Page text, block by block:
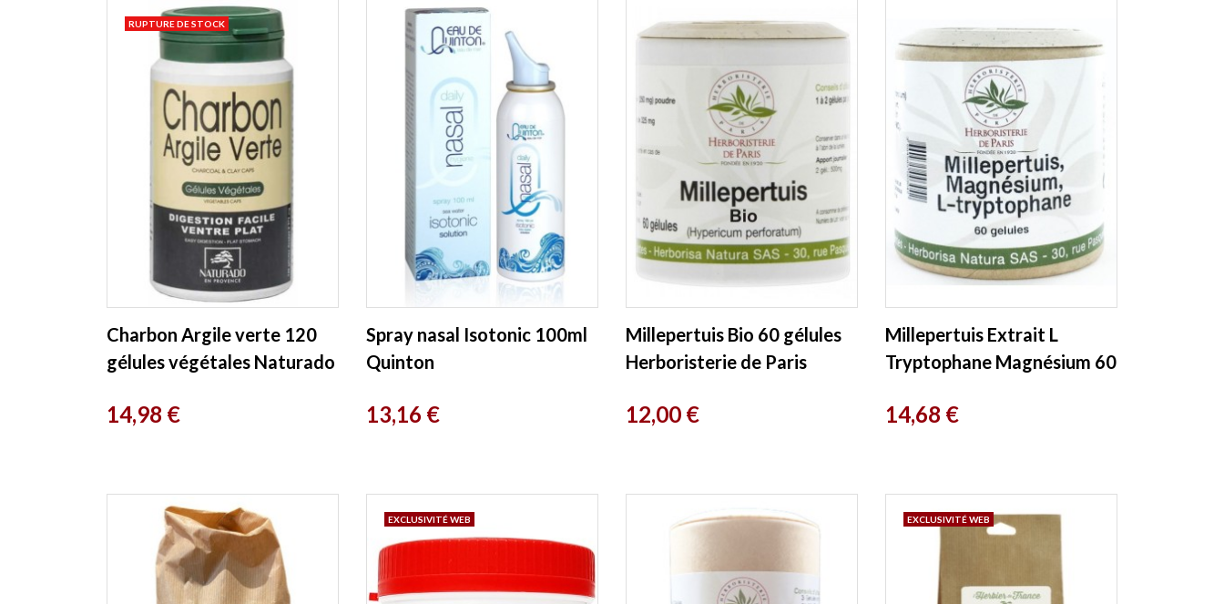
Charbon Argile verte 120
gélules végétales Naturado
Prix
14,98 €
RUPTURE DE STOCK
Spray nasal Isotonic 100ml
Quinton
Prix
13,16 €
Millepertuis Bio 60 gélules
Herboristerie de Paris
Prix
12,00 €
Millepertuis Extrait L
Tryptophane Magnésium 60
Paris
Prix
14,68 €
EXCLUSIVITÉ WEB EXCLUSIVITÉ WEB